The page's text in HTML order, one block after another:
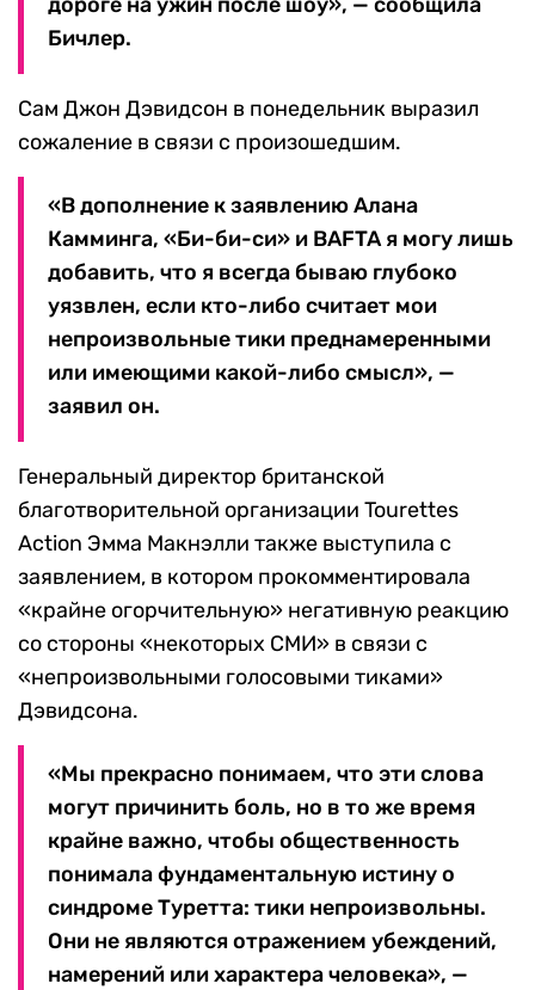
Бичлер.
Сам Джон Дэвидсон в понедельник выразил
сожаление в связи с произошедшим.
«В дополнение к заявлению Алана
Камминга, «Би-би-си» и BAFTA я могу лишь
добавить, что я всегда бываю глубоко
уязвлен, если кто-либо считает мои
непроизвольные тики преднамеренными
или имеющими какой-либо смысл», —
заявил он.
Генеральный директор британской
благотворительной организации Tourettes
Action Эмма Макнэлли также выступила с
заявлением, в котором прокомментировала
«крайне огорчительную» негативную реакцию
со стороны «некоторых СМИ» в связи с
«непроизвольными голосовыми тиками»
Дэвидсона.
«Мы прекрасно понимаем, что эти слова
могут причинить боль, но в то же время
крайне важно, чтобы общественность
понимала фундаментальную истину о
синдроме Туретта: тики непроизвольны.
Они не являются отражением убеждений,
намерений или характера человека», —